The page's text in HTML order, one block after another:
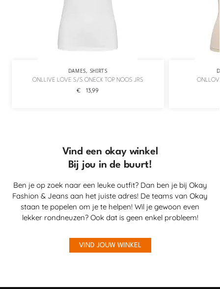
DAMES, SHIRTS
ONLLIVE LOVE S/S ONECK TOP NOOS JRS
€ 13,99
Vind een okay winkel
Bij jou in de buurt!
Ben je op zoek naar een leuke outfit? Dan ben je bij Okay
Fashion & Jeans aan het juiste adres! De teams van Okay
staan te popelen om je te helpen! Wil je gewoon even
lekker rondneuzen? Ook dat is geen enkel probleem!
VIND JOUW WINKEL